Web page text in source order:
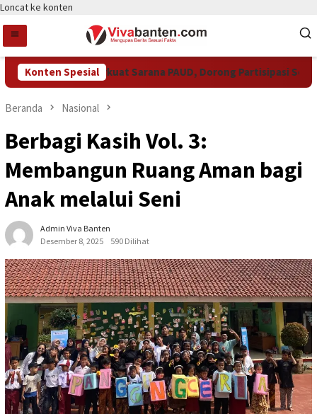
Loncat ke konten
Konten Spesial
Tangsel Perkuat Sarana PAUD, Dorong Partisipasi Sekolah
Beranda Nasional
Berbagi Kasih Vol. 3:
Membangun Ruang Aman bagi
Anak melalui Seni
Admin Viva Banten
Desember 8, 2025
590 Dilihat